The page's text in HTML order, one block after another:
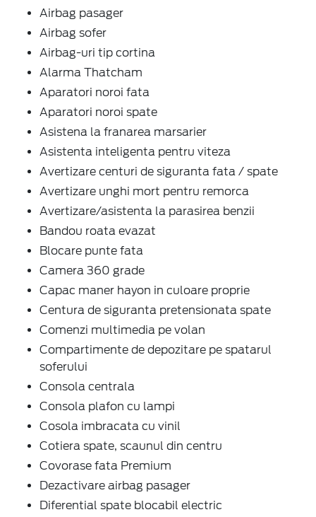
Airbag pasager
Airbag sofer
Airbag-uri tip cortina
Alarma Thatcham
Aparatori noroi fata
Aparatori noroi spate
Asistena la franarea marsarier
Asistenta inteligenta pentru viteza
Avertizare centuri de siguranta fata / spate
Avertizare unghi mort pentru remorca
Avertizare/asistenta la parasirea benzii
Bandou roata evazat
Blocare punte fata
Camera 360 grade
Capac maner hayon in culoare proprie
Centura de siguranta pretensionata spate
Comenzi multimedia pe volan
Compartimente de depozitare pe spatarul
soferului
Consola centrala
Consola plafon cu lampi
Cosola imbracata cu vinil
Cotiera spate, scaunul din centru
Covorase fata Premium
Dezactivare airbag pasager
Diferential spate blocabil electric